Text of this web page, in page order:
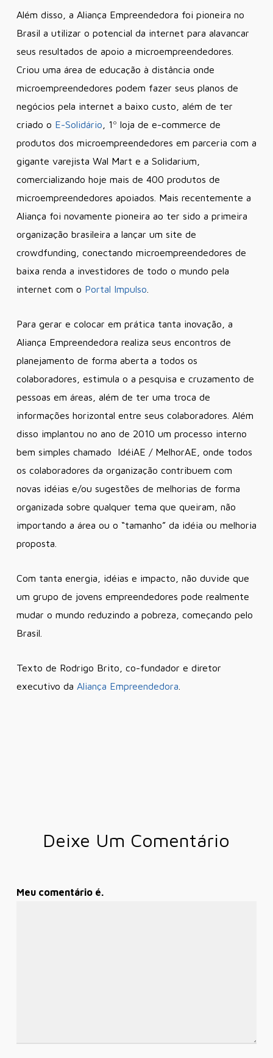
Além disso, a Aliança Empreendedora foi pioneira no
Brasil a utilizar o potencial da internet para alavancar
seus resultados de apoio a microempreendedores.
Criou uma área de educação à distância onde
microempreendedores podem fazer seus planos de
negócios pela internet a baixo custo, além de ter
criado o E-Solidário , 1º loja de e-commerce de
produtos dos microempreendedores em parceria com a
gigante varejista Wal Mart e a Solidarium,
comercializando hoje mais de 400 produtos de
microempreendedores apoiados. Mais recentemente a
Aliança foi novamente pioneira ao ter sido a primeira
organização brasileira a lançar um site de
crowdfunding, conectando microempreendedores de
baixa renda a investidores de todo o mundo pela
internet com o Portal Impulso
Para gerar e colocar em prática tanta inovação, a
Aliança Empreendedora realiza seus encontros de
planejamento de forma aberta a todos os
colaboradores, estimula o a pesquisa e cruzamento de
pessoas em áreas, além de ter uma troca de
informações horizontal entre seus colaboradores. Além
disso implantou no ano de 2010 um processo interno
bem simples chamado IdéiAE / MelhorAE, onde todos
os colaboradores da organização contribuem com
novas idéias e/ou sugestões de melhorias de forma
organizada sobre qualquer tema que queiram, não
importando a área ou o “tamanho” da idéia ou melhoria
proposta.
Com tanta energia, idéias e impacto, não duvide que
um grupo de jovens empreendedores pode realmente
mudar o mundo reduzindo a pobreza, começando pelo
Brasil.
Texto de Rodrigo Brito, co-fundador e diretor
executivo da Aliança Empreendedora
Deixe Um Comentário
Meu comentário é.